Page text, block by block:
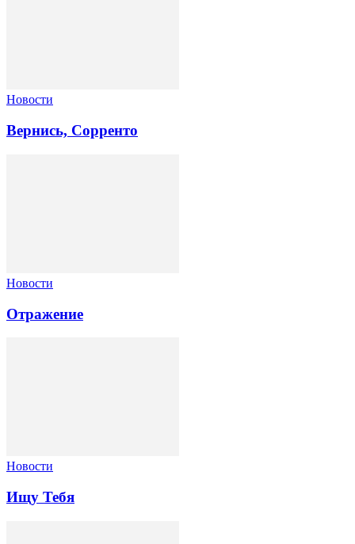
Новости
Вернись, Сорренто
Новости
Отражение
Новости
Ищу Тебя